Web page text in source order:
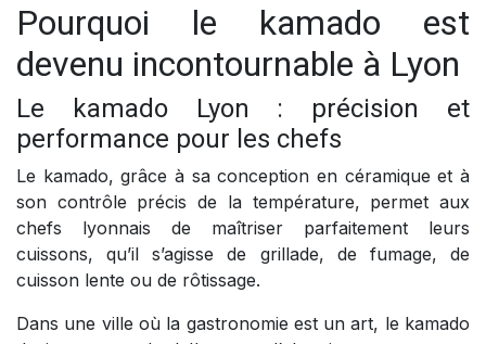
Pourquoi le kamado est
devenu incontournable à Lyon
Le kamado Lyon : précision et
performance pour les chefs
Le kamado, grâce à sa conception en céramique et à
son contrôle précis de la température, permet aux
chefs lyonnais de maîtriser parfaitement leurs
cuissons, qu’il s’agisse de grillade, de fumage, de
cuisson lente ou de rôtissage.
Dans une ville où la gastronomie est un art, le kamado